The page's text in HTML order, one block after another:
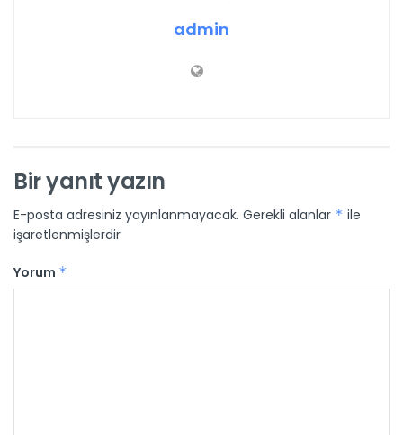
admin
Bir yanıt yazın
E-posta adresiniz yayınlanmayacak. Gerekli alanlar * ile
işaretlenmişlerdir
Yorum *